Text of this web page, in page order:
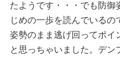
たようです・・・でも防御
じめの一歩を読んでいる
姿勢のまま逃げ回ってポイ
と思っちゃいました。デン